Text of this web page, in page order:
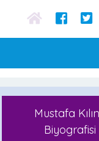
Mustafa
Biyografisi